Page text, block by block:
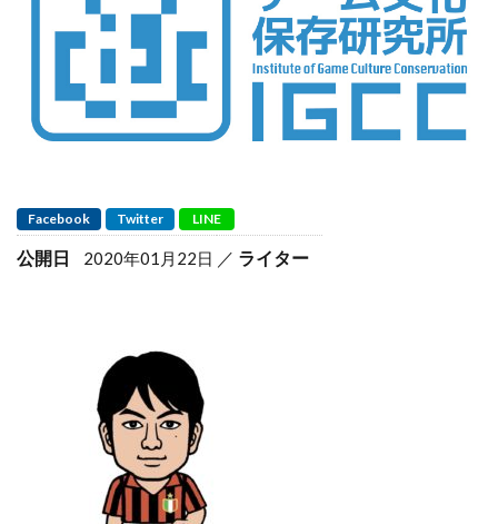
Facebook Twitter LINE
公開日 2020年01月22日 ライター